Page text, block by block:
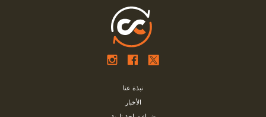
نبذة عنا
الأخبار